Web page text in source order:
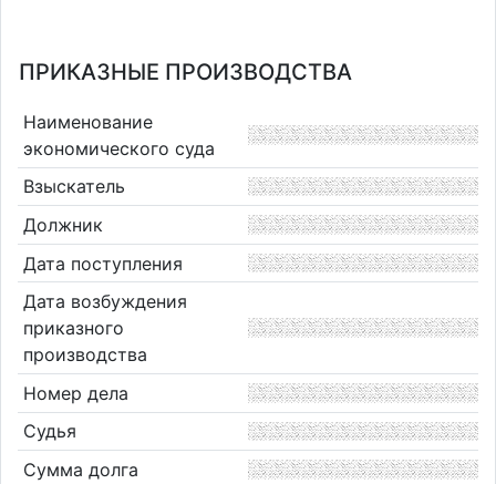
ПРИКАЗНЫЕ ПРОИЗВОДСТВА
Наименование
экономического суда
Взыскатель
Должник
Дата поступления
Дата возбуждения
приказного
производства
Номер дела
Судья
Сумма долга